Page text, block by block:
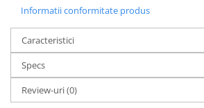
Compact, dar plin de posibilități
ThinkCentre M70q Gen 3 Tiny (Intel)
viteză și potențial la nivel de
procesorului Intel vPro cu procesoare
Informatii conformitate produs
Caracteristici
Specs
Review-uri(0)